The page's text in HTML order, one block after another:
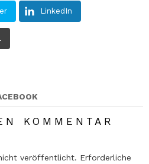
LinkedIn
KOMMENTAR
veröffentlicht. Erforderliche